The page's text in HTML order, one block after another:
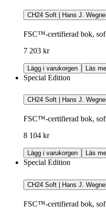
CH24 Soft | Hans J.
FSC™-certifierad bok,
7 203 kr
Lägg i varukorgen Läs
Special Edition
CH24 Soft | Hans J.
FSC™-certifierad bok,
8 104 kr
Lägg i varukorgen Läs
Special Edition
CH24 Soft | Hans J.
FSC™-certifierad bok,